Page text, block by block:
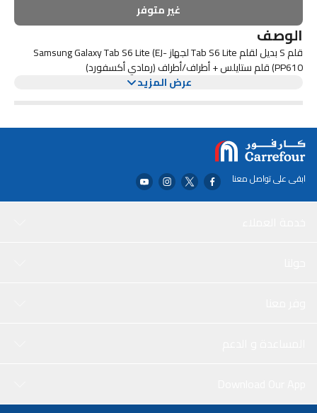
غير متوفر
الوصف
قلم S بديل لقلم Tab S6 Lite لجهاز Samsung Galaxy Tab S6 Lite (EJ-
PP610) قلم ستايلس + أطراف/أطراف (رمادي أكسفورد)
عرض المزيد
ابقى على تواصل معنا